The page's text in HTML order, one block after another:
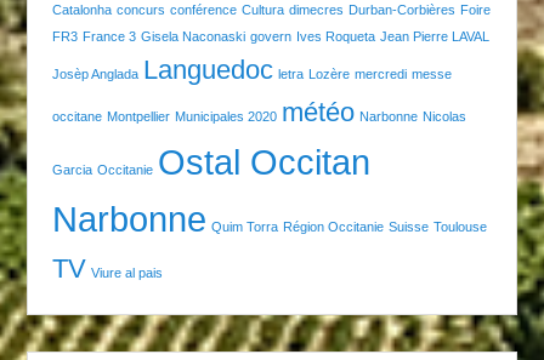
Catalonha concurs conférence Cultura dimecres Durban-Corbières Foire
FR3 France 3 Gisela Naconaski govern Ives Roqueta Jean Pierre LAVAL
Josèp Anglada Languedoc letra Lozère mercredi messe
occitane Montpellier Municipales 2020 météo Narbonne Nicolas
Garcia Occitanie Ostal Occitan
Narbonne Quim Torra Région Occitanie Suisse Toulouse
TV Viure al pais